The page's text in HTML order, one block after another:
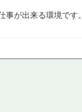
事が出来る環境です